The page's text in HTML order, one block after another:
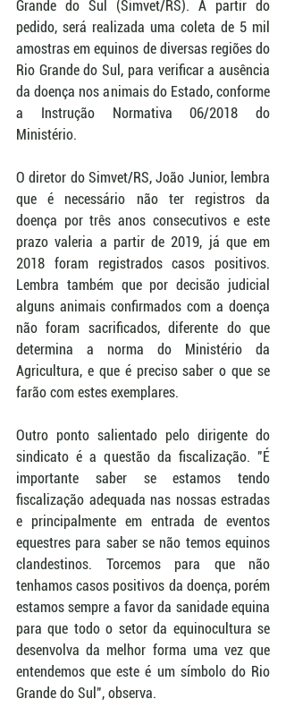
Grande do Sul (Simvet/RS). A partir do
pedido, será realizada uma coleta de 5 mil
amostras em equinos de diversas regiões do
Rio Grande do Sul, para verificar a ausência
da doença nos animais do Estado, conforme
a Instrução Normativa 06/2018 do
Ministério.
O diretor do Simvet/RS, João Junior, lembra
que é necessário não ter registros da
doença por três anos consecutivos e este
prazo valeria a partir de 2019, já que em
2018 foram registrados casos positivos.
Lembra também que por decisão judicial
alguns animais confirmados com a doença
não foram sacrificados, diferente do que
determina a norma do Ministério da
Agricultura, e que é preciso saber o que se
farão com estes exemplares.
Outro ponto salientado pelo dirigente do
sindicato é a questão da fiscalização. "É
importante saber se estamos tendo
fiscalização adequada nas nossas estradas
e principalmente em entrada de eventos
equestres para saber se não temos equinos
clandestinos. Torcemos para que não
tenhamos casos positivos da doença, porém
estamos sempre a favor da sanidade equina
para que todo o setor da equinocultura se
desenvolva da melhor forma uma vez que
entendemos que este é um símbolo do Rio
Grande do Sul", observa.